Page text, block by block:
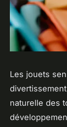
Les jouets
naturelle des